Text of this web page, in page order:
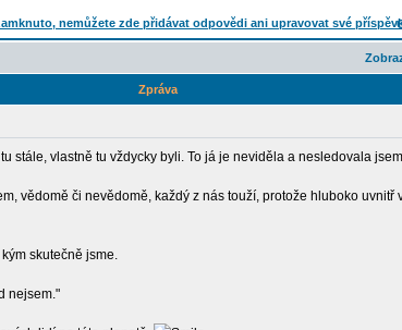
Zpráva
stále, vlastně tu vždycky byli. To já je neviděla a nesledovala
vědomě či nevědomě, každý z nás touží, protože hluboko uvnitř
skutečně jsme.
nejsem."